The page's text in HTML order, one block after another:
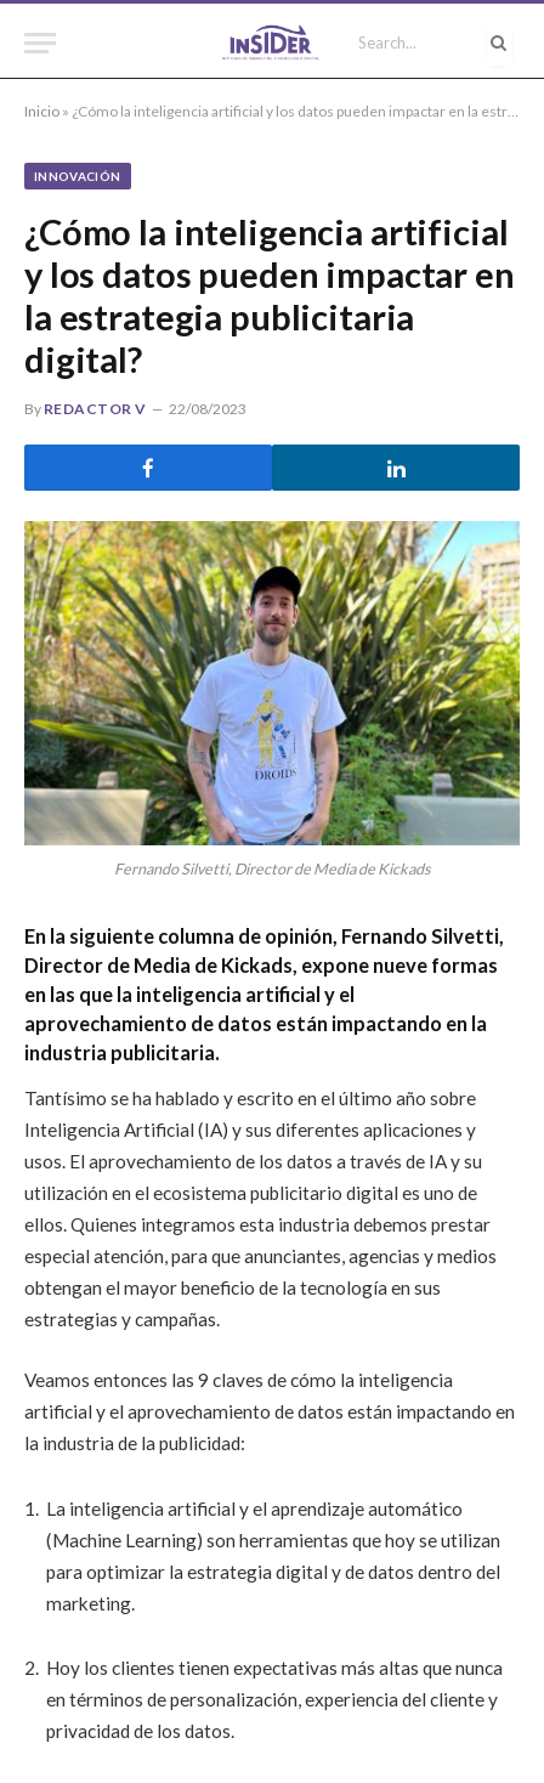
Inicio » ¿Cómo la inteligencia artificial y los datos pueden impactar en la estrategia publicitaria digital?
INNOVACIÓN
¿Cómo la inteligencia artificial
y los datos pueden impactar en
la estrategia publicitaria
digital?
By REDACTOR V 22/08/2023
Fernando Silvetti, Director de Media de Kickads
En la siguiente columna de opinión, Fernando Silvetti,
Director de Media de Kickads, expone nueve formas
en las que la inteligencia artificial y el
aprovechamiento de datos están impactando en la
industria publicitaria.
Tantísimo se ha hablado y escrito en el último año sobre
Inteligencia Artificial (IA) y sus diferentes aplicaciones y
usos. El aprovechamiento de los datos a través de IA y su
utilización en el ecosistema publicitario digital es uno de
ellos. Quienes integramos esta industria debemos prestar
especial atención, para que anunciantes, agencias y medios
obtengan el mayor beneficio de la tecnología en sus
estrategias y campañas.
Veamos entonces las 9 claves de cómo la inteligencia
artificial y el aprovechamiento de datos están impactando en
la industria de la publicidad:
La inteligencia artificial y el aprendizaje automático
(Machine Learning) son herramientas que hoy se utilizan
para optimizar la estrategia digital y de datos dentro del
marketing.
Hoy los clientes tienen expectativas más altas que nunca
en términos de personalización, experiencia del cliente y
privacidad de los datos.